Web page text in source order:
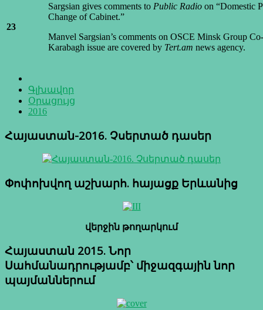
23
Sargsian gives comments to Public Radio on “Domestic
Change of Cabinet.”
Manvel Sargsian’s comments on OSCE Minsk Group
Karabagh issue are covered by Tert.am news agency.
Գլխավոր
Օրացույց
2016
Հայաստան-2016. Չսերտած դասեր
Փոփոխվող աշխարհ. հայացք Երևանից
վերջին թողարկում
Հայաստան 2015. Նոր
Սահմանադրությամբ՝ միջազգային նոր
պայմաններում